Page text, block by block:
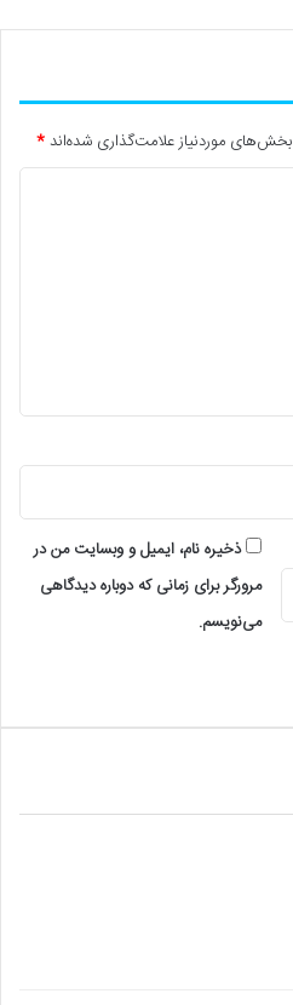
بخش‌های موردنیاز علامت‌گذاری شده‌اند*
ذخیره نام، ایمیل و وبسایت من در
مرورگر برای زمانی که دوباره دیدگاهی
می‌نویسم.